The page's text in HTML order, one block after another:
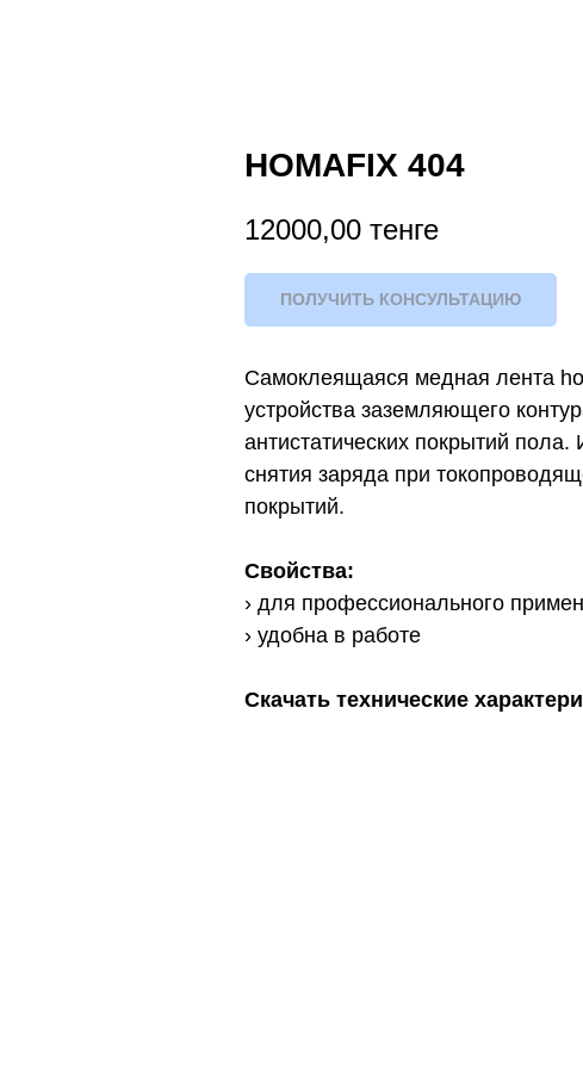
HOMAFIX 404
12000,00 тенге
ПОЛУЧИТЬ КОНСУЛЬТАЦИЮ
Самоклеящаяся медная лента
устройства заземляющего
антистатических покрытий
снятия заряда при
покрытий.
Свойства:
› для профессионального
› удобна в работе
Скачать технические